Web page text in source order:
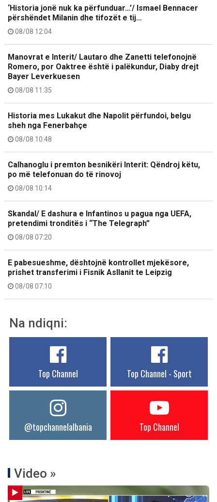
‘Historia jonë nuk ka përfunduar…’/ Ismael Bennacer
përshëndet Milanin dhe tifozët e tij…
08/08 12:04
Manovrat e Interit/ Lautaro dhe Zanetti telefonojnë
Romero, por Oaktree është i palëkundur, Diaby drejt
Bayer Leverkuesen
08/08 11:35
Historia mes Lukakut dhe Napolit përfundoi, belgu
sheh nga Fenerbahçe
08/08 10:48
Calhanoglu i premton besnikëri Interit: Qëndroj këtu,
po më telefonuan do të rinovoj
08/08 10:14
Skandal/ E dashura e Infantinos u pagua nga UEFA,
pretendimi tronditës i “The Telegraph”
08/08 07:20
E pabesueshme, dështojnë kontrollet mjekësore,
prishet transferimi i Fisnik Asllanit te Leipzig
08/08 07:10
Na ndiqni:
Top Channel Top Channel - Sport
@topchannelalbania Top Channel
Video »